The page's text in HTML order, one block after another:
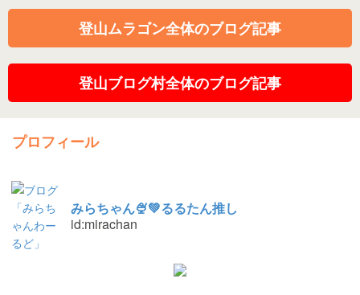
登山ムラゴン全体のブログ記事
登山ブログ村全体のブログ記事
プロフィール
みらちゃん🍨💚るるたん推し
id:mirachan